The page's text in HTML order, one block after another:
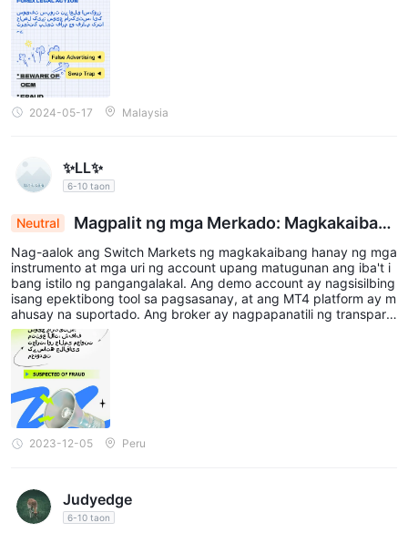
2024-05-17 Malaysia
✨LL✨
6-10 taon
Neutral
Magpalit ng mga Merkado: Magkakaiban
g mga Instrumento, Malinaw na Pagtitingi na may
mga Personalisadong Pagpipilian sa Account
Nag-aalok ang Switch Markets ng magkakaibang hanay ng mga
instrumento at mga uri ng account upang matugunan ang iba't i
bang istilo ng pangangalakal. Ang demo account ay nagsisilbing
isang epektibong tool sa pagsasanay, at ang MT4 platform ay m
ahusay na suportado. Ang broker ay nagpapanatili ng transpare
ncy sa mga spread at komisyon, na may mga patas na opsyon p
ara sa iba't ibang uri ng account. Ang mga deposito at pag-with
draw ay maayos, at ang 24/5 na suporta sa maraming wika ay n
agpapahusay sa pangkalahatang pagiging maaasahan ng platfo
rm. Mahalagang tandaan ang mga paghihigpit sa rehiyon kapag
isinasaalang-alang ang broker na ito.
2023-12-05 Peru
Judyedge
6-10 taon